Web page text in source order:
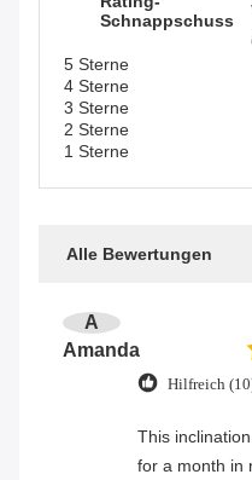
Schnappschuss
5 Sterne
4 Sterne
3 Sterne
2 Sterne
1 Sterne
Alle Bewertungen
A
Amanda
Hilfreich
This
for a month in